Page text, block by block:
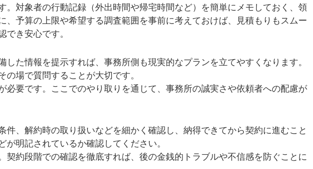
対象者の行動記録（外出時間や帰宅時間など）を簡単にメモしておく、領
予算の上限や希望する調査範囲を事前に考えておけば、見積もりもスムー
き安心です。
た情報を提示すれば、事務所側も現実的なプランを立てやすくなります。
場で質問することが大切です。
要です。ここでのやり取りを通じて、事務所の誠実さや依頼者への配慮が
、解約時の取り扱いなどを細かく確認し、納得できてから契約に進むこと
明記されているか確認してください。
約段階での確認を徹底すれば、後の金銭的トラブルや不信感を防ぐことに